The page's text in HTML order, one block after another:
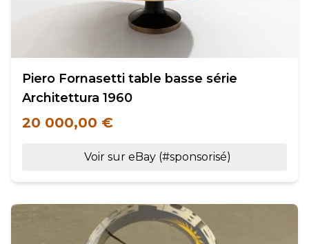
Piero Fornasetti table basse série
Architettura 1960
20 000,00 €
Voir sur eBay (#sponsorisé)